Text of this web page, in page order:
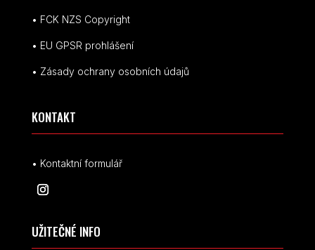
• FCK NZS Copyright
• EU GPSR prohlášení
• Zásady ochrany osobních údajů
KONTAKT
• Kontaktní formulář
UŽITEČNÉ INFO